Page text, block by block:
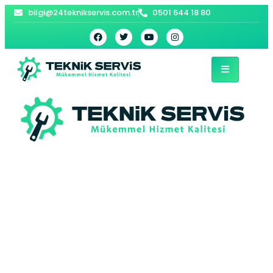
bilgi@24teknikservis.com.tr 0501 644 18 80